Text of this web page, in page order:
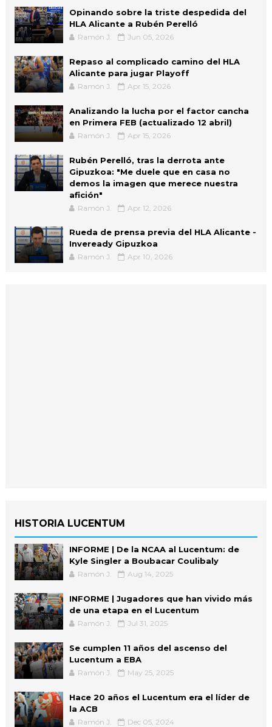
Opinando sobre la triste despedida del
HLA Alicante a Rubén Perelló
Ramón J. Jun 05, 2026
Repaso al complicado camino del HLA
Alicante para jugar Playoff
Ramón J. Apr 15, 2026
Analizando la lucha por el factor cancha
en Primera FEB (actualizado 12 abril)
Ramón J. Apr 15, 2026
Rubén Perelló, tras la derrota ante
Gipuzkoa: "Me duele que en casa no
demos la imagen que merece nuestra
afición"
Ramón J. Apr 12, 2026
Rueda de prensa previa del HLA Alicante -
Inveready Gipuzkoa
Ramón J. Apr 10, 2026
HISTORIA LUCENTUM
INFORME | De la NCAA al Lucentum: de
Kyle Singler a Boubacar Coulibaly
Ramón J. Aug 14, 2025
INFORME | Jugadores que han vivido más
de una etapa en el Lucentum
Ramón J. Jul 31, 2025
Se cumplen 11 años del ascenso del
Lucentum a EBA
Ramón J. May 25, 2025
Hace 20 años el Lucentum era el líder de
la ACB
Ramón J. Dec 05, 2024